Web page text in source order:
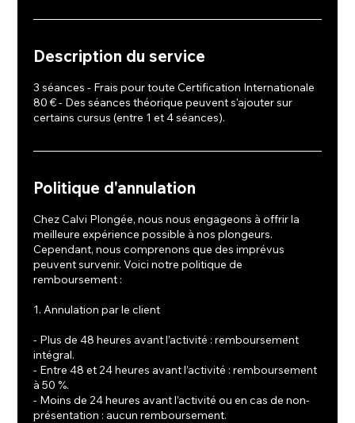
é
Description du service
3 séances - Frais pour toute Certification Internationale
80 € - Des séances théorique peuvent s'ajouter sur
certains cursus (entre 1 et 4 séances).
Politique d'annulation
Chez Calvi Plongée, nous nous engageons à offrir la
meilleure expérience possible à nos plongeurs.
Cependant, nous comprenons que des imprévus
peuvent survenir. Voici notre politique de
remboursement :
1. Annulation par le client
- Plus de 48 heures avant l’activité : remboursement
intégral.
- Entre 48 et 24 heures avant l’activité : remboursement
à 50 %.
- Moins de 24 heures avant l’activité ou en cas de non-
présentation : aucun remboursement.